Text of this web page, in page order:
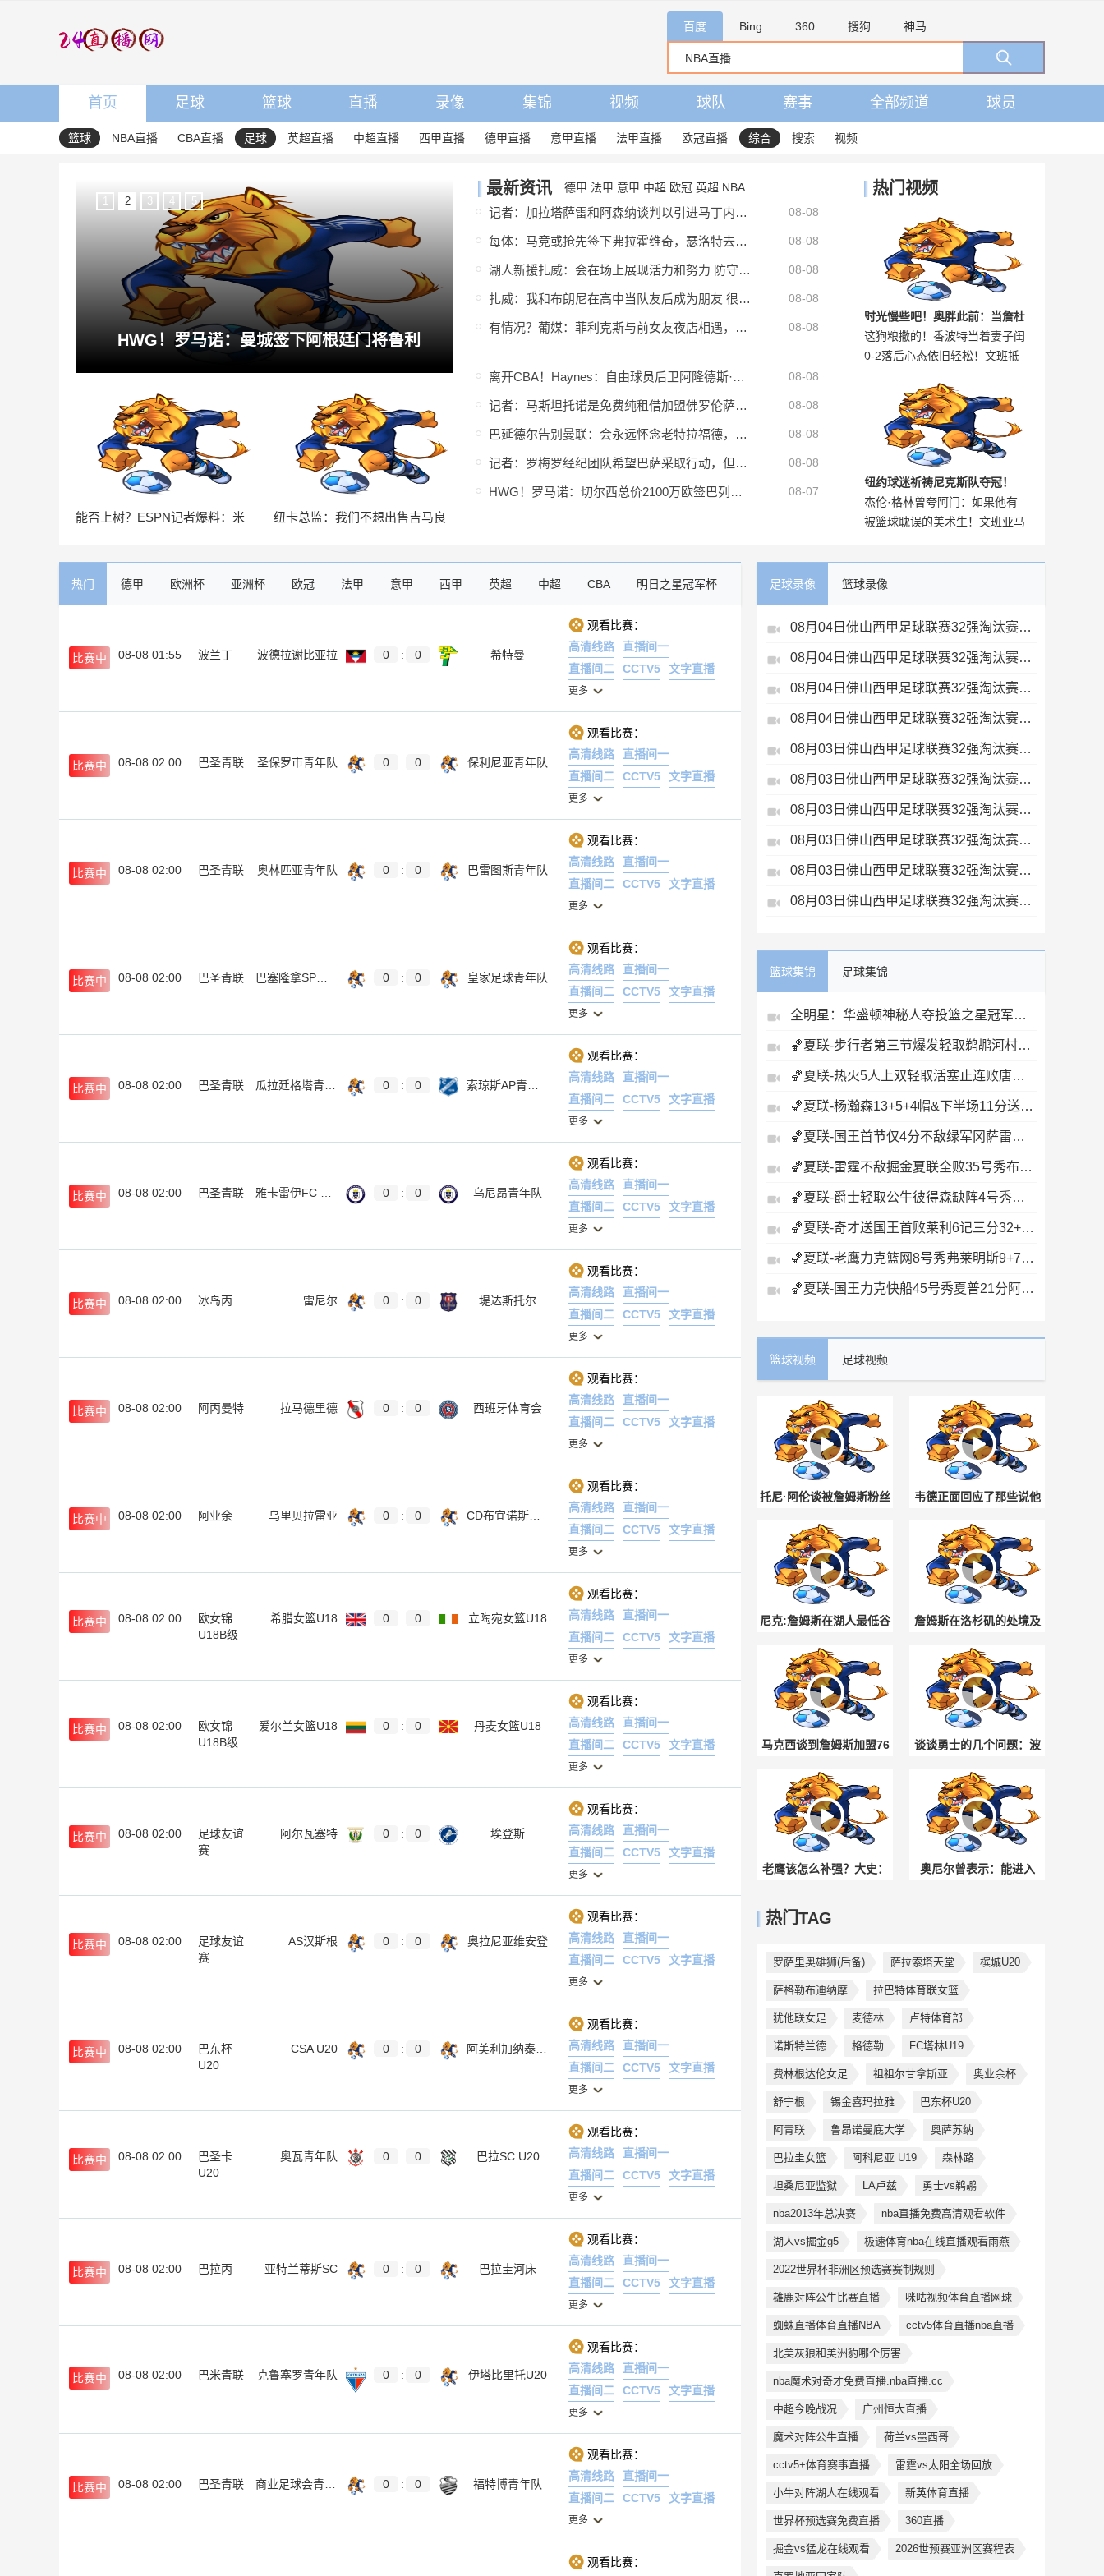
百度 Bing 360 搜狗 神马
首页 足球 篮球 直播 录像 集锦 视频 球队 赛事 全部频道 球员
篮球 NBA直播 CBA直播 足球 英超直播 中超直播 西甲直播 德甲直播 意甲直播 法甲直播 欧冠直播 综合 搜索 视频
1 2 3 4 5
能否上树？ESPN记者爆料：米
斯
纽卡总监：我们不想出售吉马良
意愿
最新资讯 德甲 法甲 意甲 中超 欧冠 英超 NBA
记者：加拉塔萨雷和阿森纳谈判以引进马丁内利，球员合同明夏到期 08-08
每体：马竞或抢先签下弗拉霍维奇，瑟洛特去留成关键变量 08-08
湖人新援扎威：会在场上展现活力和努力 防守对方最好的球员 08-08
扎威：我和布朗尼在高中当队友后成为朋友 很兴奋能再次并肩作战 08-08
有情况？葡媒：菲利克斯与前女友夜店相遇，交谈后社媒再次互关 08-08
离开CBA！Haynes：自由球员后卫阿隆德斯·威廉姆斯签约奇才 08-08
记者：马斯坦托诺是免费纯租借加盟佛罗伦萨，后者承担全额薪水 08-08
巴延德尔告别曼联：会永远怀念老特拉福德，我的心与你们同在 08-08
记者：罗梅罗经纪团队希望巴萨采取行动，但后者首选引进罗德里 08-08
HWG！罗马诺：切尔西总价2100万欧签巴列卡诺28岁左后卫查瓦里亚 08-07
热门视频
时光慢些吧！奥胖此前：当詹杜
库追等人离开联盟时，我会很难
这狗粮撒的！香波特当着妻子闺
蜜们的面，直接亲吻妻子🙊
0-2落后心态依旧轻松！文班抵
达麦迪逊花园进行训练，有说有
纽约球迷祈祷尼克斯队夺冠！
杰伦·格林曾夸阿门：如果他有
稳定跳投就大结局了，他是天生
被篮球耽误的美术生！文班亚马
热门
德甲 欧洲杯 亚洲杯 欧冠 法甲 意甲 西甲 英超 中超 CBA 明日之星冠军杯
比赛中 08-08 01:55 波兰丁 波德拉谢比亚拉 0 : 0 希特曼
观看比赛：
高清线路
直播间一
直播间二
CCTV5 文字直播
更多
比赛中 08-08 02:00 巴圣青联 圣保罗市青年队 0 : 0 保利尼亚青年队
观看比赛：
高清线路
直播间一
直播间二
CCTV5 文字直播
更多
比赛中 08-08 02:00 巴圣青联 奥林匹亚青年队 0 : 0 巴雷图斯青年队
观看比赛：
高清线路
直播间一
直播间二
CCTV5 文字直播
更多
比赛中 08-08 02:00 巴圣青联 0 : 0 皇家足球青年队
观看比赛：
高清线路
直播间一
直播间二
CCTV5 文字直播
更多
比赛中 08-08 02:00 巴圣青联 0 : 0
观看比赛：
高清线路
直播间一
直播间二
CCTV5 文字直播
更多
比赛中 08-08 02:00 巴圣青联 0 : 0 乌尼昂青年队
观看比赛：
高清线路
直播间一
直播间二
CCTV5 文字直播
更多
比赛中 08-08 02:00 冰岛丙 雷尼尔 0 : 0 堤达斯托尔
观看比赛：
高清线路
直播间一
直播间二
CCTV5 文字直播
更多
比赛中 08-08 02:00 阿丙曼特 拉马德里德 0 : 0 西班牙体育会
观看比赛：
高清线路
直播间一
直播间二
CCTV5 文字直播
更多
比赛中 08-08 02:00 阿业余 乌里贝拉雷亚 0 : 0
观看比赛：
高清线路
直播间一
直播间二
CCTV5 文字直播
更多
比赛中 08-08 02:00
欧女锦
U18B级
希腊女篮U18 0 : 0 立陶宛女篮U18
观看比赛：
高清线路
直播间一
直播间二
CCTV5 文字直播
更多
比赛中 08-08 02:00
欧女锦
U18B级
爱尔兰女篮U18 0 : 0 丹麦女篮U18
观看比赛：
高清线路
直播间一
直播间二
CCTV5 文字直播
更多
比赛中 08-08 02:00
足球友谊
赛
阿尔瓦塞特 0 : 0 埃登斯
观看比赛：
高清线路
直播间一
直播间二
CCTV5 文字直播
更多
比赛中 08-08 02:00
足球友谊
赛
AS汉斯根 0 : 0 奥拉尼亚维安登
观看比赛：
高清线路
直播间一
直播间二
CCTV5 文字直播
更多
比赛中 08-08 02:00
巴东杯
U20
CSA U20 0 : 0
观看比赛：
高清线路
直播间一
直播间二
CCTV5 文字直播
更多
比赛中 08-08 02:00
巴圣卡
U20
奥瓦青年队 0 : 0 巴拉SC U20
观看比赛：
高清线路
直播间一
直播间二
CCTV5 文字直播
更多
比赛中 08-08 02:00 巴拉丙 亚特兰蒂斯SC 0 : 0 巴拉圭河床
观看比赛：
高清线路
直播间一
直播间二
CCTV5 文字直播
更多
比赛中 08-08 02:00 巴米青联 克鲁塞罗青年队 0 : 0 伊塔比里托U20
观看比赛：
高清线路
直播间一
直播间二
CCTV5 文字直播
更多
比赛中 08-08 02:00 巴圣青联 0 : 0 福特博青年队
观看比赛：
高清线路
直播间一
直播间二
CCTV5 文字直播
更多
观看比赛：
足球录像 篮球录像
08月04日佛山西甲足球联赛32强淘汰赛藝品高國際VS湛江狂狼·粵辉能源全场录像
08月04日佛山西甲足球联赛32强淘汰赛广东西南建设VS香港圣徒全场录像
08月04日佛山西甲足球联赛32强淘汰赛肇庆恒骏成VS三七互娱全场录像
08月04日佛山西甲足球联赛32强淘汰赛贪玩游戏VS美的薪火全场录像
08月03日佛山西甲足球联赛32强淘汰赛广东客家青年VS广州英华思力U17全场录像
08月03日佛山西甲足球联赛32强淘汰赛广州蜀地红VS广州戴拿模全场录像
08月03日佛山西甲足球联赛32强淘汰赛广东凤铝VS湛江八部科技全场录像
08月03日佛山西甲足球联赛32强淘汰赛三水乐民兴健力宝VS中国澳门澳科精英全场录像
08月03日佛山西甲足球联赛32强淘汰赛广州求信VS顺德新青年全场录像
08月03日佛山西甲足球联赛32强淘汰赛大塘控股VS茂名市点都得全场录像
篮球集锦 足球集锦
全明星：华盛顿神秘人夺投篮之星冠军！福德夺得三分大赛冠军！
🏀夏联-步行者第三节爆发轻取鹈鹕河村勇辉5+5+12斯劳森22分
🏀夏联-热火5人上双轻取活塞止连败唐纳森20+8+10奥科里27分
🏀夏联-杨瀚森13+5+4帽&下半场11分送惊艳妙传开拓者力克掘金
🏀夏联-国王首节仅4分不敌绿军冈萨雷斯24+10+5塞纳克10+12
🏀夏联-雷霆不敌掘金夏联全败35号秀布拉齐尔32+6马拉14+7+6
🏀夏联-爵士轻取公牛彼得森缺阵4号秀威尔逊19+8+5帽罚球6中0
🏀夏联-奇才送国王首败莱利6记三分32+6迪班萨23+7雷诺20+12
🏀夏联-老鹰力克篮网8号秀弗莱明斯9+7+5科比·约翰逊17+7
🏀夏联-国王力克快船45号秀夏普21分阿卡夫19+7瓦格勒7中1
篮球视频 足球视频
托尼·阿伦谈被詹姆斯粉丝
“教育”了，依然坚持自己
的篮球判断
韦德正面回应了那些说他
不会投篮的质疑：我的职
责是持球冲击禁区
尼克:詹姆斯在湖人最低谷
时拯救了他们，如今湖人
却把他踢开
詹姆斯在洛杉矶的处境及
重返费城后的舆论变化，
合着都得挨骂😅
马克西谈到詹姆斯加盟76
人：过程远比外界想象的
简单😆😆
谈谈勇士的几个问题：波
杰的续约、最困难的部
分、克莱和德罗赞！
老鹰该怎么补强？大史：
球队领袖！
奥尼尔曾表示：能进入
热门TAG
罗萨里奥雄狮(后备) 萨拉索塔天堂 槟城U20
萨格勒布迪纳摩 拉巴特体育联女篮
犹他联女足 麦德林 卢特体育部
诺斯特兰德 格德勒 FC塔林U19
费林根达伦女足 祖祖尔甘拿斯亚 奥业余杯
舒宁根 锡金喜玛拉雅 巴东杯U20
阿青联 鲁昂诺曼底大学 奥萨苏纳
巴拉圭女篮 阿科尼亚 U19 森林路
坦桑尼亚监狱 LA卢兹 勇士vs鹈鹕
nba2013年总决赛 nba直播免费高清观看软件
湖人vs掘金g5 极速体育nba在线直播观看雨燕
2022世界杯非洲区预选赛赛制规则
雄鹿对阵公牛比赛直播 咪咕视频体育直播网球
蜘蛛直播体育直播NBA cctv5体育直播nba直播
北美灰狼和美洲豹哪个厉害
nba魔术对奇才免费直播.nba直播.cc
中超今晚战况 广州恒大直播
魔术对阵公牛直播 荷兰vs墨西哥
cctv5+体育赛事直播 雷霆vs太阳全场回放
小牛对阵湖人在线观看 新英体育直播
世界杯预选赛免费直播 360直播
掘金vs猛龙在线观看 2026世预赛亚洲区赛程表